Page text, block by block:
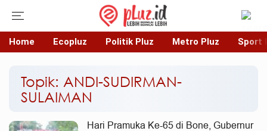
Home Ecopluz Politik Pluz Metro Pluz Sport
Topik: ANDI-SUDIRMAN-
SULAIMAN
Hari Pramuka Ke-65 di Bone, Gubernur